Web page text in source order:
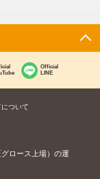
Official
LINE
について
ロース上場）の運